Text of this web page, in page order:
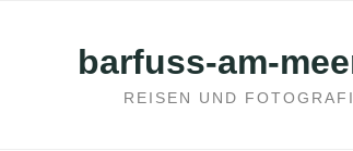
barfuss-am-
REISEN UND